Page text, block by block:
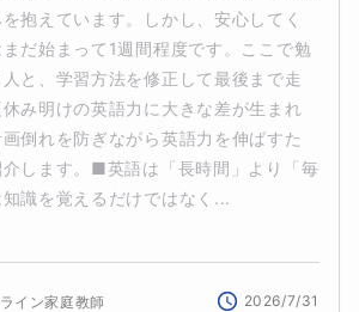
抱えています。しかし、安心してく
だ始まって1週間程度です。ここで勉
と、学習方法を修正して最後まで走
み明けの英語力に大きな差が生まれ
倒れを防ぎながら英語力を伸ばすた
します。■英語は「長時間」より「毎
識を覚えるだけではなく...
イン家庭教師 2026/7/31